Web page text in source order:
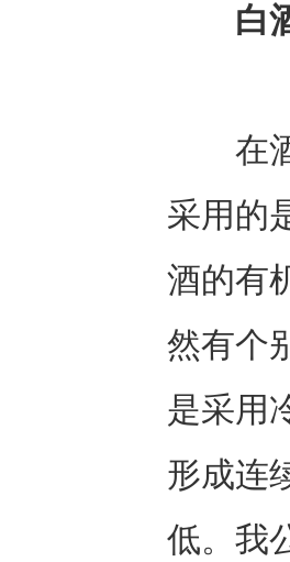
白
在酒
采用的
酒的有
然有个
是采用
形成连
低。我